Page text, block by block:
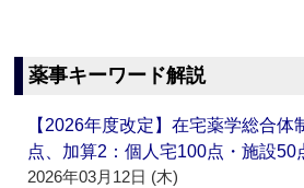
薬事キーワード解説
【2026年度改定】在宅薬学総合
点、加算2：個人宅100点・施設
2026年03月12日 (木)